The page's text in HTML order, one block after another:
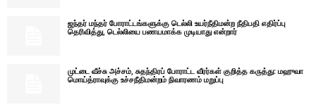
ஜந்தர் மந்தர் போராட்டங்களுக்கு டெல்லி உயர்நீதிமன்ற நீதிபதி எதிர்ப்பு
தெரிவித்து, டெல்லியை பணயமாக்க முடியாது என்றார்
முட்டை வீச்சு அச்சம், சுதந்திரப் போராட்ட வீரர்கள் குறித்த கருத்து: மஹுவா
மொய்த்ராவுக்கு உச்சநீதிமன்றம் நிவாரணம் மறுப்பு